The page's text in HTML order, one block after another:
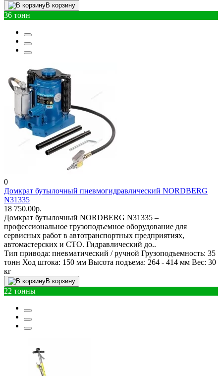
В корзину
36 тонн
0
Домкрат бутылочный пневмогидравлический NORDBERG
N31335
18 750.00р.
Домкрат бутылочный NORDBERG N31335 –
профессиональное грузоподъемное оборудование для
сервисных работ в автотранспортных предприятиях,
автомастерских и СТО. Гидравлический до..
Тип привода: пневматический / ручной Грузоподъемность: 35
тонн Ход штока: 150 мм Высота подъема: 264 - 414 мм Вес: 30
кг
В корзину
22 тонны